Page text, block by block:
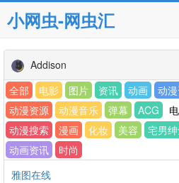
小网虫-网虫汇
Addison
全部
电影 图片 资讯 动画 动
动漫资源
动漫音乐 弹幕 ACG
动漫搜索
漫画 化妆 美容 宅男
动画资讯
时尚
雅图在线